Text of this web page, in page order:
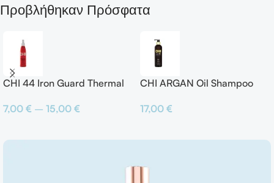
Προβλήθηκαν Πρόσφατα
CHI 44 Iron Guard Thermal
7,00 € – 15,00 €
CHI ARGAN Oil Shampoo
17,00 €